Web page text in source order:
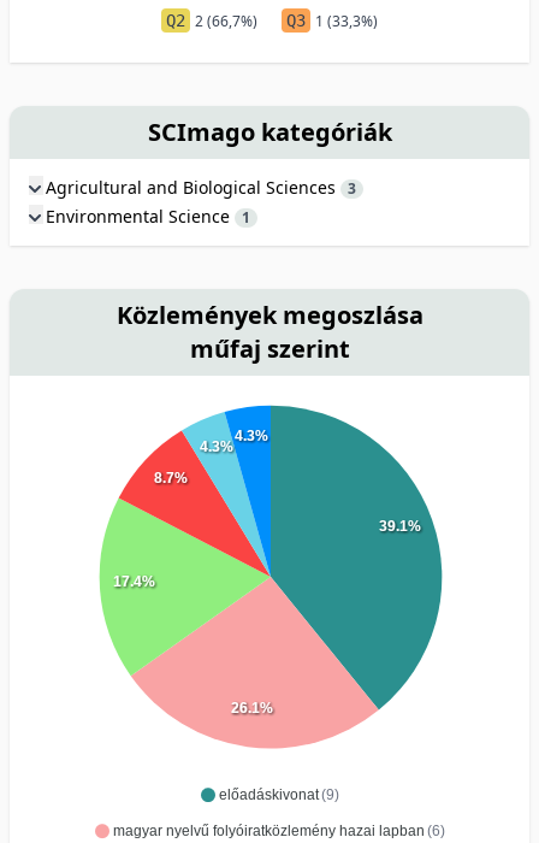
Q2 2 (66,7%) Q3 1 (33,3%)
SCImago kategóriák
Agricultural and Biological Sciences 3
Environmental Science 1
Közlemények megoszlása
műfaj szerint
előadáskivonat(9)
magyar nyelvű folyóiratközlemény hazai lapban (6)
39.1%
26.1%
17.4%
8.7%
4.3%
4.3%